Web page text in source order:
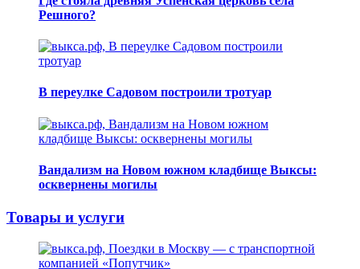
Решного?
В переулке Садовом построили тротуар
Вандализм на Новом южном кладбище Выксы:
осквернены могилы
Товары и услуги